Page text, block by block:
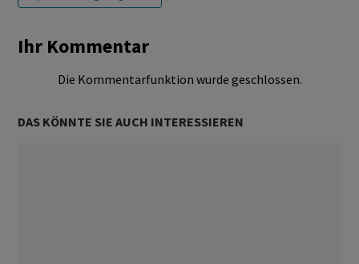
Ihr Kommentar
Die Kommentarfunktion wurde geschlossen.
DAS KÖNNTE SIE AUCH INTERESSIEREN